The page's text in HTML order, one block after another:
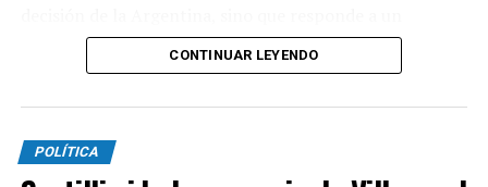
expreso pedido que el canciller de Brasil, Mauro Vieira,
le hizo al diplomático argentino cuando le entregaron la
La estrategia política de Brasilia posiblemente se
CONTINUAR LEYENDO
POLÍTICA